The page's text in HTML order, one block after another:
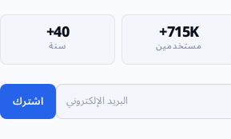
715K+
مستخدمين 40+
سنة
اشترك